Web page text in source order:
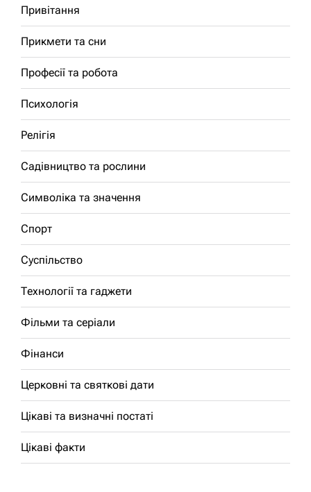
Привітання
Прикмети та сни
Професії та робота
Психологія
Релігія
Садівництво та рослини
Символіка та значення
Спорт
Суспільство
Технології та гаджети
Фільми та серіали
Фінанси
Церковні та святкові дати
Цікаві та визначні постаті
Цікаві факти